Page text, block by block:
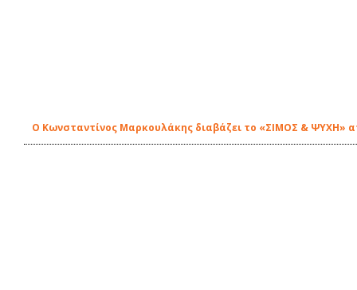
Ο Κωνσταντίνος Μαρκουλάκης διαβάζει το «ΣΙΜΟΣ & ΨΥΧΗ»